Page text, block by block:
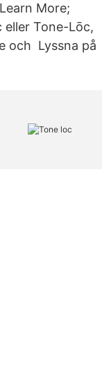
More;
Tone-Lōc,
och Lyssna på